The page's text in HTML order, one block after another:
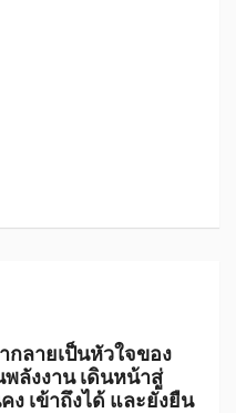
กลายเป็นหัวใจของ
ลังงาน เดินหน้าสู่
ง เข้าถึงได้ และยั่งยืน